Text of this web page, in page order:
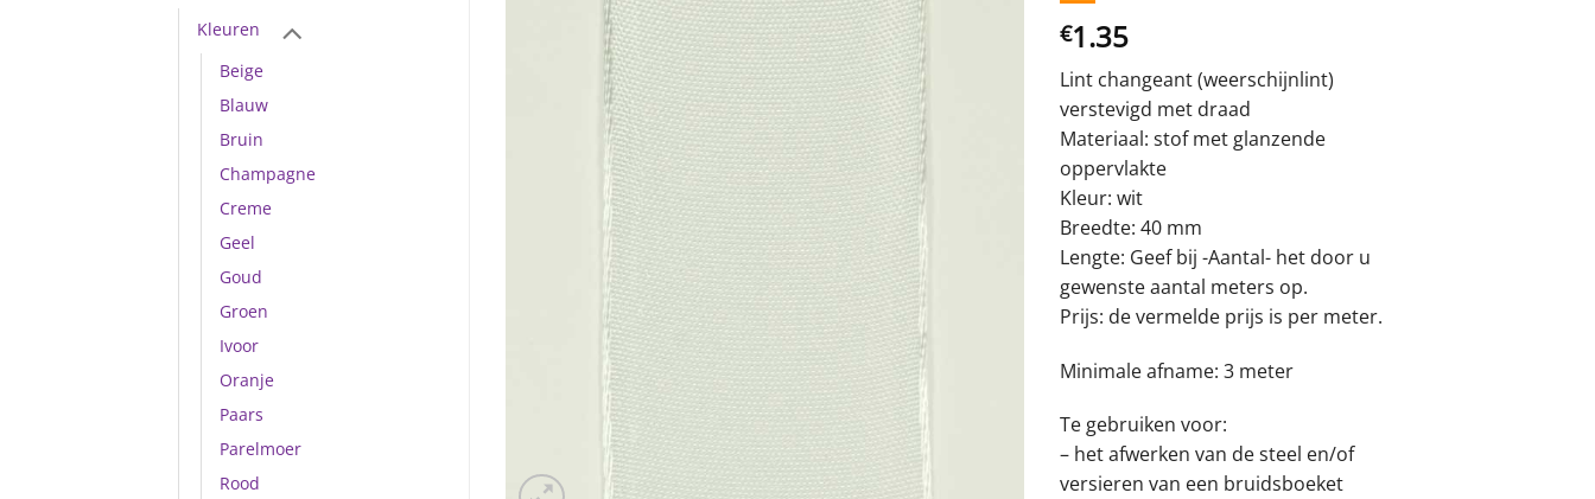
Kleuren
Beige
Blauw
Bruin
Champagne
Creme
Geel
Goud
Groen
Ivoor
Oranje
Paars
Parelmoer
Rood
€1.35
Lint changeant (weerschijnlint)
verstevigd met draad
Materiaal: stof met glanzende
oppervlakte
Kleur: wit
Breedte: 40 mm
Lengte: Geef bij -Aantal- het door u
gewenste aantal meters op.
Prijs: de vermelde prijs is per meter.
Minimale afname: 3 meter
Te gebruiken voor:
– het afwerken van de steel en/of
versieren van een bruidsboeket